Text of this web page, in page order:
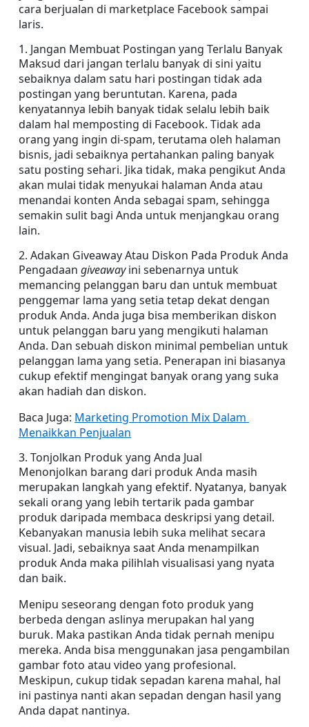
cara berjualan di marketplace Facebook sampai
laris.
1. Jangan Membuat Postingan yang Terlalu Banyak
Maksud dari jangan terlalu banyak di sini yaitu
sebaiknya dalam satu hari postingan tidak ada
postingan yang beruntutan. Karena, pada
kenyatannya lebih banyak tidak selalu lebih baik
dalam hal memposting di Facebook. Tidak ada
orang yang ingin di-spam, terutama oleh halaman
bisnis, jadi sebaiknya pertahankan paling banyak
satu posting sehari. Jika tidak, maka pengikut Anda
akan mulai tidak menyukai halaman Anda atau
menandai konten Anda sebagai spam, sehingga
semakin sulit bagi Anda untuk menjangkau orang
lain.
2. Adakan Giveaway Atau Diskon Pada Produk Anda
Pengadaan giveaway ini sebenarnya untuk
memancing pelanggan baru dan untuk membuat
penggemar lama yang setia tetap dekat dengan
produk Anda. Anda juga bisa memberikan diskon
untuk pelanggan baru yang mengikuti halaman
Anda. Dan sebuah diskon minimal pembelian untuk
pelanggan lama yang setia. Penerapan ini biasanya
cukup efektif mengingat banyak orang yang suka
akan hadiah dan diskon.
Baca Juga: Marketing Promotion Mix Dalam
Menaikkan Penjualan
3. Tonjolkan Produk yang Anda Jual
Menonjolkan barang dari produk Anda masih
merupakan langkah yang efektif. Nyatanya, banyak
sekali orang yang lebih tertarik pada gambar
produk daripada membaca deskripsi yang detail.
Kebanyakan manusia lebih suka melihat secara
visual. Jadi, sebaiknya saat Anda menampilkan
produk Anda maka pilihlah visualisasi yang nyata
dan baik.
Menipu seseorang dengan foto produk yang
berbeda dengan aslinya merupakan hal yang
buruk. Maka pastikan Anda tidak pernah menipu
mereka. Anda bisa menggunakan jasa pengambilan
gambar foto atau video yang profesional.
Meskipun, cukup tidak sepadan karena mahal, hal
ini pastinya nanti akan sepadan dengan hasil yang
Anda dapat nantinya.